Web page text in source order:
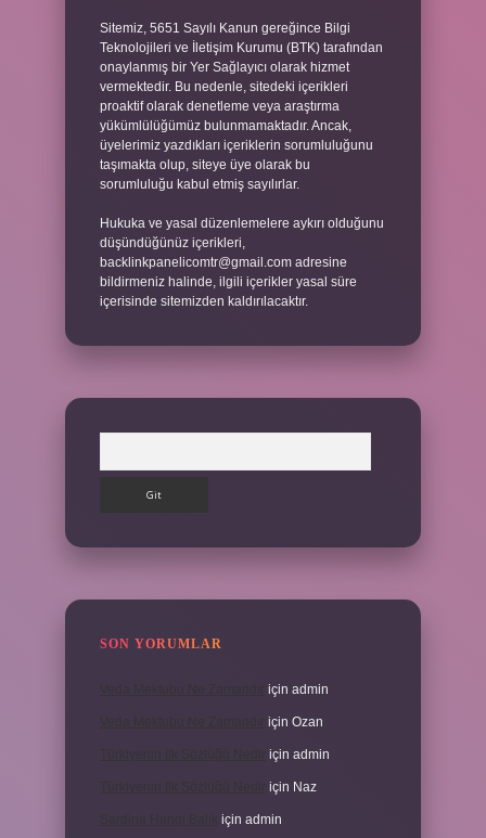
Sitemiz, 5651 Sayılı Kanun gereğince Bilgi
Teknolojileri ve İletişim Kurumu (BTK) tarafından
onaylanmış bir Yer Sağlayıcı olarak hizmet
vermektedir. Bu nedenle, sitedeki içerikleri
proaktif olarak denetleme veya araştırma
yükümlülüğümüz bulunmamaktadır. Ancak,
üyelerimiz yazdıkları içeriklerin sorumluluğunu
taşımakta olup, siteye üye olarak bu
sorumluluğu kabul etmiş sayılırlar.
Hukuka ve yasal düzenlemelere aykırı olduğunu
düşündüğünüz içerikleri,
backlinkpanelicomtr@gmail.com adresine
bildirmeniz halinde, ilgili içerikler yasal süre
içerisinde sitemizden kaldırılacaktır.
SON YORUMLAR
için admin
için Ozan
için admin
için Naz
için admin